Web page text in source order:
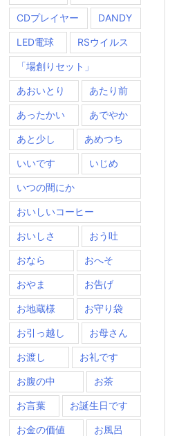
CDプレイヤー DANDY
LED電球 RSウイルス
「場創りセット」
あおいとり あたり前
あったかい あでやか
あと少し あめつち
いいです いじめ
いつの間にか
おいしいコーヒー
おいしさ おう吐
おなら おへそ
おやま お告げ
お地蔵様 お守り袋
お引っ越し お母さん
お渡し お礼です
お腹の中 お茶
お言葉 お誕生日です
お金の価値 お風呂